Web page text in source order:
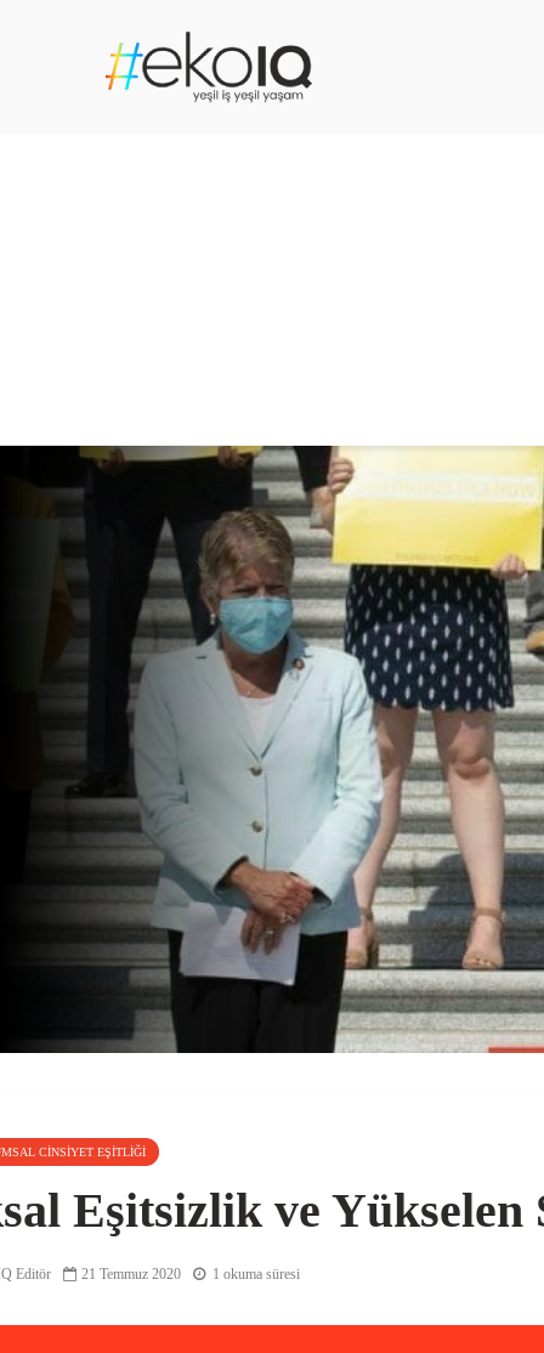
CINSIYET EŞITLIĞI
Eşitsizlik ve Yükselen
Editör 21 Temmuz 2020 1 okuma süresi